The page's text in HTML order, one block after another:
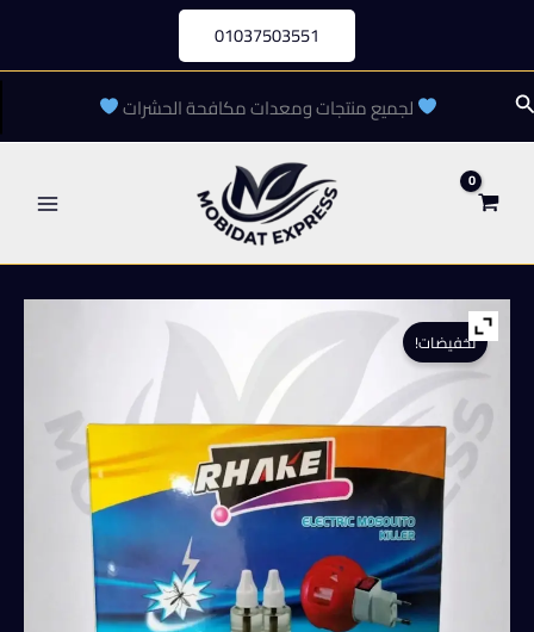
المحتوى
01037503551
البحث لجميع منتجات ومعدات مكافحة الحشرات
تخفيضات!